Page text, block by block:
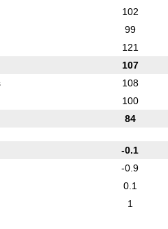
102
99
121
107
108
100
84
-0.1
-0.9
0.1
1